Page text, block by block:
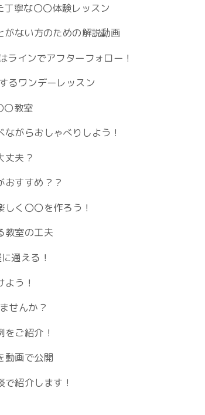
寧な〇〇体験レッスン
ない方のための解説動画
ラインでアフターフォロー！
るワンデーレッスン
〇教室
がらおしゃべりしよう！
丈夫？
おすすめ？？
く〇〇を作ろう！
教室の工夫
通える！
う！
せんか？
ご紹介！
動画で公開
紹介します！